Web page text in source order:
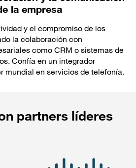
la empresa
y el compromiso de los
la colaboración con
como CRM o sistemas de
Confía en un integrador
mundial en servicios de telefonía.
partners líderes